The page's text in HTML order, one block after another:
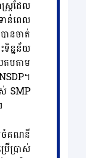
ត្រដែល
ន់ពេល
នចាត់
ទិន្នន័យ
បតាម
។
SMP
ចំគណនី
ើប្រាស់